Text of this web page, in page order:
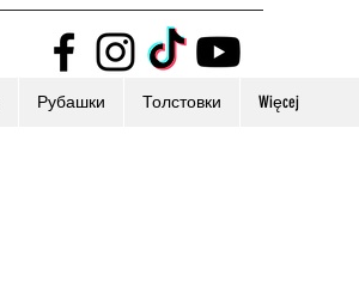
Рубашки Толстовки Więcej